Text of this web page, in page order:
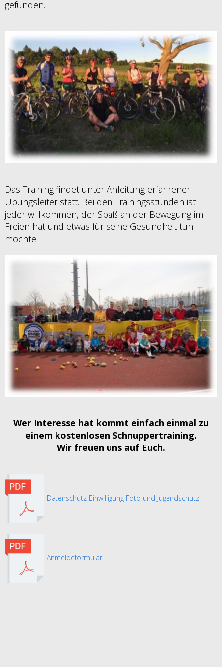
gefunden.
Das Training findet unter Anleitung erfahrener
Übungsleiter statt. Bei den Trainingsstunden ist
jeder willkommen, der Spaß an der Bewegung im
Freien hat und etwas für seine Gesundheit tun
möchte.
Wer Interesse hat kommt einfach einmal zu
einem kostenlosen Schnuppertraining.
Wir freuen uns auf Euch.
Datenschutz Einwilligung Foto und Jugendschutz
Anmeldeformular